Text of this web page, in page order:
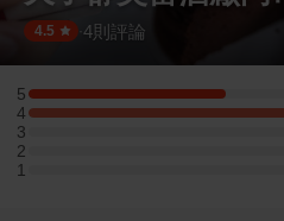
4.5 4則評論
5
5 星：1 則評論
4
4 星：2 則評論
3
3 星：0 則評論
2
2 星：0 則評論
1
1 星：0 則評論